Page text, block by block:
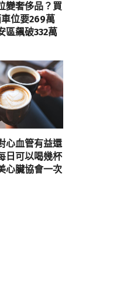
變奢侈品？買
位要269萬
飆破332萬
心血管有益還
日可以喝幾杯
心臟協會一次